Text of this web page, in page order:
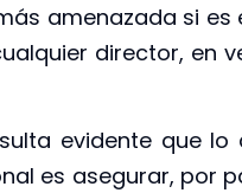
amenazada si es
director, en
evidente que
es asegurar, por